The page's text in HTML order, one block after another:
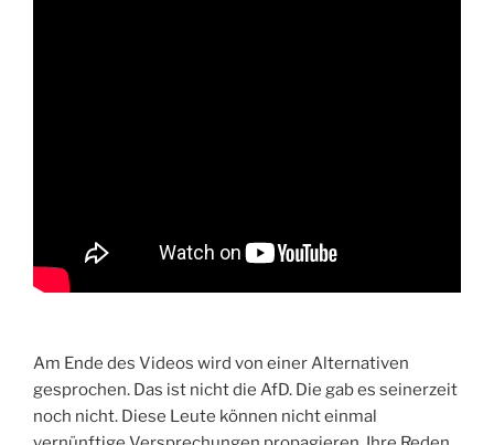
Am Ende des Videos wird von einer Alternativen
gesprochen. Das ist nicht die AfD. Die gab es seinerzeit
noch nicht. Diese Leute können nicht einmal